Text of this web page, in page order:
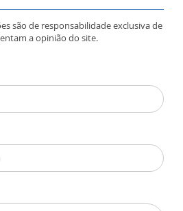
são de responsabilidade exclusiva de
a opinião do site.